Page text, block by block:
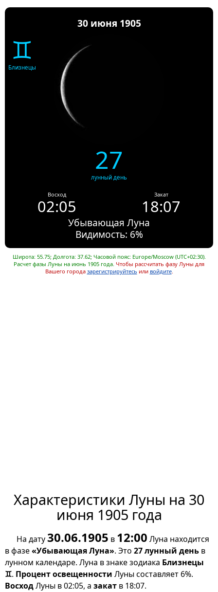
30 июня 1905
♊
Близнецы
27
лунный день
Восход
02:05
Закат
18:07
Убывающая Луна
Видимость: 6%
Широта: 55.75; Долгота: 37.62; Часовой пояс: Europe/Moscow (UTC+02:30).
Расчет фазы Луны на июнь 1905 года. Чтобы рассчитать фазу Луны для
Вашего города зарегистрируйтесь или войдите.
Характеристики Луны на 30
июня 1905 года
На дату30.06.1905 в 12:00 Луна находится
в фазе«Убывающая Луна». Это 27 лунный день в
лунном календаре. Луна в знаке зодиака Близнецы
♊. Процент освещенности Луны составляет 6%.
ВосходЛуны в 02:05, а закат в 18:07.